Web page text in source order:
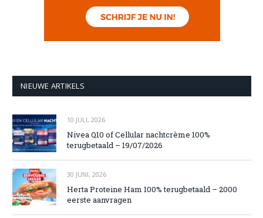
NIEUWE ARTIKELS
10 JULI, 2026
Nivea Q10 of Cellular nachtcrème 100%
terugbetaald – 19/07/2026
30 JUNI, 2026
Herta Proteine Ham 100% terugbetaald – 2000
eerste aanvragen